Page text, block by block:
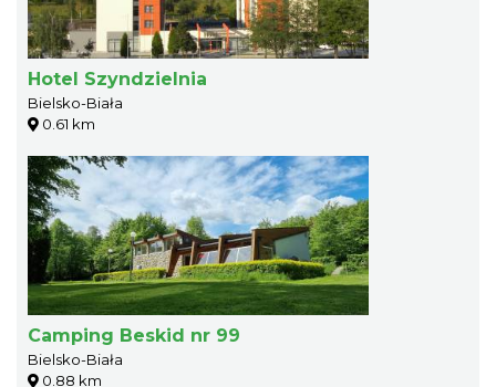
Hotel Szyndzielnia
Bielsko-Biała
0.61 km
Camping Beskid nr 99
Bielsko-Biała
0.88 km